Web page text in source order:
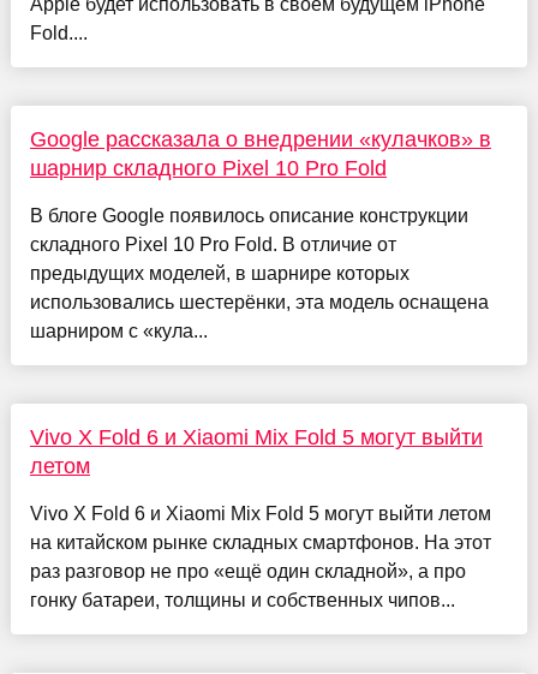
Apple будет использовать в своем будущем iPhone
Fold....
Google рассказала о внедрении «кулачков» в
шарнир складного Pixel 10 Pro Fold
В блоге Google появилось описание конструкции
складного Pixel 10 Pro Fold. В отличие от
предыдущих моделей, в шарнире которых
использовались шестерёнки, эта модель оснащена
шарниром с «кула...
Vivo X Fold 6 и Xiaomi Mix Fold 5 могут выйти
летом
Vivo X Fold 6 и Xiaomi Mix Fold 5 могут выйти летом
на китайском рынке складных смартфонов. На этот
раз разговор не про «ещё один складной», а про
гонку батареи, толщины и собственных чипов...